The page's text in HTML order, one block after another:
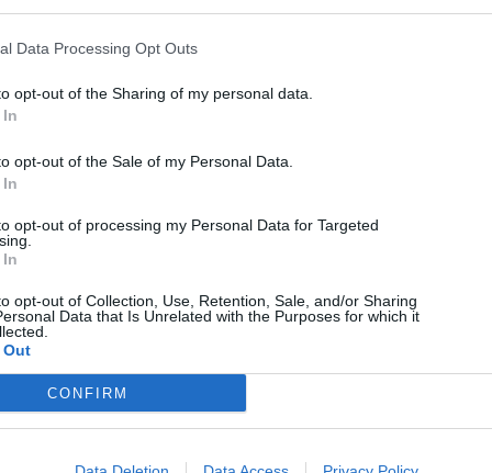
Data Processing Opt Outs
opt-out of the Sharing of my personal data.
opt-out of the Sale of my Personal Data.
opt-out of processing my Personal Data for Targeted
opt-out of Collection, Use, Retention, Sale, and/or Sharing
Data that Is Unrelated with the Purposes for which it
CONFIRM
Technology
08/08/2026